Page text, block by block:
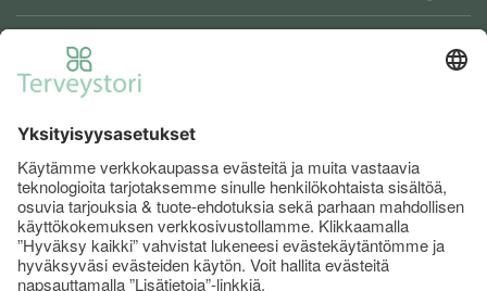
OSTOSKORI
Terveystori.fi on sosiaalinen: seuraa meitä
Facebookissa ja Instagramissa niin pysyt
menossa mukana!